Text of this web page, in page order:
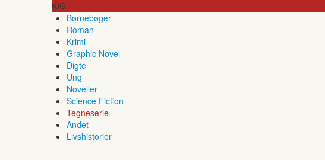
KIG
Børnebøger
Roman
Krimi
Graphic Novel
Digte
Ung
Noveller
Science Fiction
Tegneserie
Andet
Livshistorier